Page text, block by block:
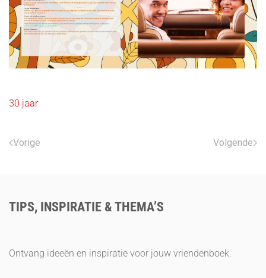
30 jaar
Vorige Volgende
TIPS, INSPIRATIE & THEMA’S
Ontvang ideeën en inspiratie voor jouw vriendenboek.